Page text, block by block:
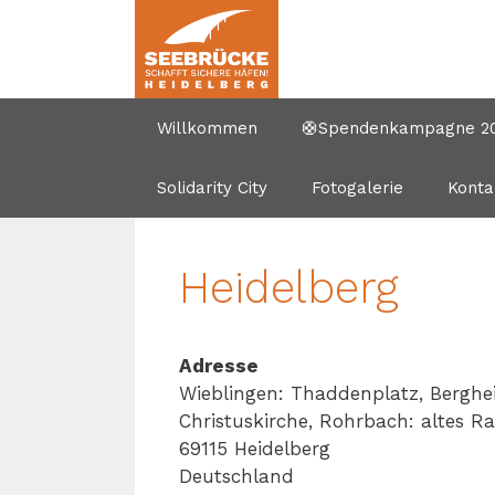
Willkommen 🛟Spendenkampagne
Solidarity City Fotogalerie
Heidelberg
Adresse
Wieblingen: Thaddenplatz,
Christuskirche, Rohrbach: altes
69115 Heidelberg
Deutschland